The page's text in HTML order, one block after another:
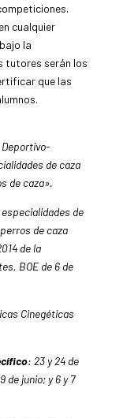
cualquier
la
tutores serán los
que las
de caza
de caza».
de
de caza
de la
BOE de 6 de
Cinegéticas
: 23 y 24 de
de junio; y 6 y 7